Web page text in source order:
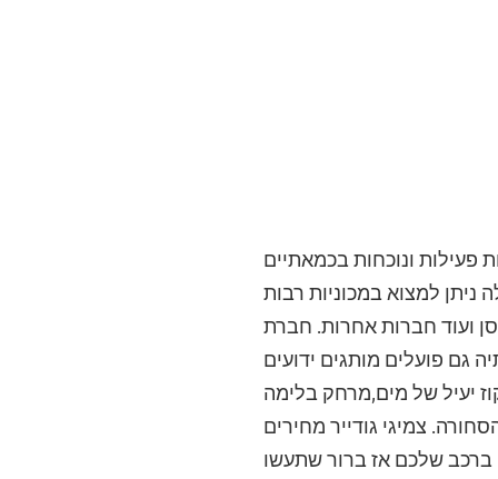
ונוכחות בכמאתיים
למצוא במכוניות רבות
ועוד חברות אחרות. חברת
גם פועלים מותגים ידועים
יעיל של מים,מרחק בלימה
צמיגי גודייר מחירים
ברכב שלכם אז ברור שתעשו